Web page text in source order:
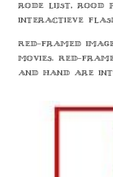
rode lijst, rood
interactieve
Red-framed
movies. Red-
and hand are